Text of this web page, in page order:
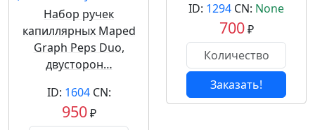
Набор ручек
капиллярных Maped
Graph Peps Duo,
двусторон…
ID: 1604CN:
950₽
ID: 1294 CN: None
700₽
Заказать!